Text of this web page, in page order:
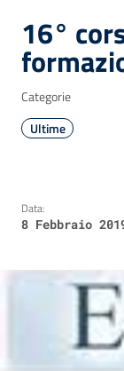
16°
Categorie
Ultime
Data:
8 Febbraio